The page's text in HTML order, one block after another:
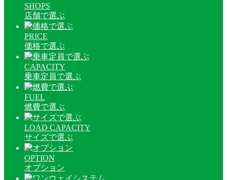
SHOPS
店舗で選ぶ
PRICE
価格で選ぶ
CAPACITY
乗車定員で選ぶ
FUEL
燃費で選ぶ
LOAD CAPACITY
サイズで選ぶ
OPTION
オプション